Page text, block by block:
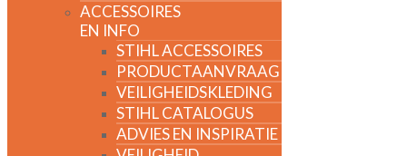
ACCESSOIRES
EN INFO
STIHL ACCESSOIRES
PRODUCTAANVRAAG
VEILIGHEIDSKLEDING
STIHL CATALOGUS
ADVIES EN INSPIRATIE